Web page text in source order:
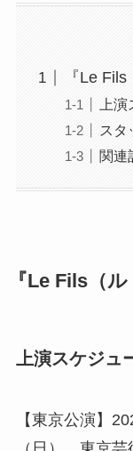
『Le
上
スタ
関連
『Le Fils（
上演スケジュ
【東京公演】